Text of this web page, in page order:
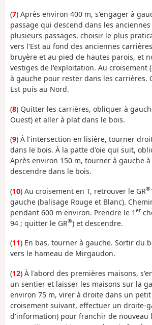
(7) Après environ 400 m, s'engager à
passage qui descend dans les
plusieurs passages, choisir le plus
vers l'Est au fond des anciennes
bruyère et au pied de hautes parois, et
vestiges de l'exploitation. Au croisement
à gauche pour rester dans les carrières.
Est puis au Nord.
(8) Quitter les carrières, obliquer à
Ouest) et aller à plat dans le bois.
(9) À l'intersection en lisière, tourner
dans le bois. À la patte d'oie qui suit,
Après environ 150 m, tourner à gauche
descendre dans le bois.
(10) Au croisement en T, retrouver le GR®
gauche (balisage Rouge et Blanc).
pendant 600 m environ. Prendre le 1 er
94 ; quitter le GR®) et descendre.
(11) En bas, tourner à gauche. Sortir du
vers le hameau de Mirgaudon.
(12) À l'abord des premières maisons,
un sentier et laisser les maisons sur la
environ 75 m, virer à droite dans un petit
croisement suivant, effectuer un droite-
d'information) pour franchir de nouveau